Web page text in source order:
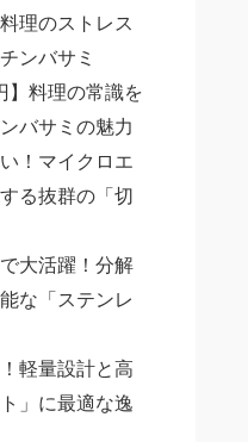
理のストレス
ンバサミ
】料理の常識を
バサミの魅力
！マイクロエ
る抜群の「切
大活躍！分解
な「ステンレ
軽量設計と高
」に最適な逸